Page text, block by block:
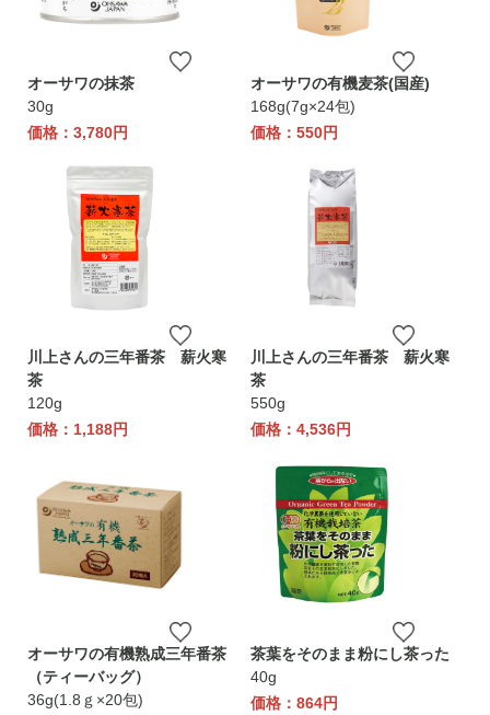
オーサワの抹茶
30g
価格：3,780円
オーサワの有機麦茶(国産)
168g(7g×24包)
価格：550円
川上さんの三年番茶 薪火寒
茶
120g
価格：1,188円
川上さんの三年番茶 薪火寒
茶
550g
価格：4,536円
オーサワの有機熟成三年番茶
（ティーバッグ）
36g(1.8ｇ×20包)
茶葉をそのまま粉にし茶った
40g
価格：864円